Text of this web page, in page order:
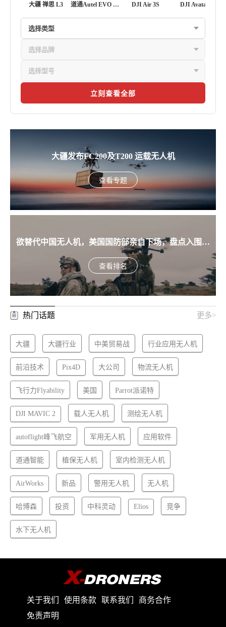
大疆 禅思 L3 道通Autel EVO II Pro V3 DJI Air 3S DJI Avata 2
立刻查看全部
大疆发布FC200及T200 运载无人机
查看专题
欲替代中国无人机，美国国防部亲自下场，盘点入围美
军SRR项目的五款无人机
查看排名
热门话题 更多>
大疆 大疆行业 中美贸易战 行业应用无人机
前沿技术 Pix4D 大公司 物流无人机
飞行力Flyability 美国 Parrot派诺特
DJI MAVIC 2 载人无人机 测绘无人机
autoflight峰飞航空 军用无人机 应用软件
道通智能 植保无人机 室内检测无人机
AirWorks 新品 警用无人机 无人机
哈博森 投资 中科灵动 Elios 竞争
水下无人机
关于我们 使用条款 联系我们
商务合作
免责声明